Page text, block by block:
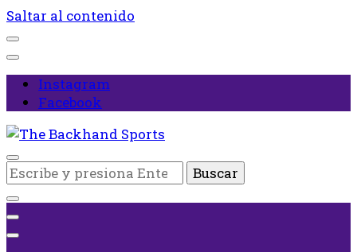
Saltar al contenido
Instagram
Facebook
The Backhand Sports
Inicio
¿Buscas
algo?